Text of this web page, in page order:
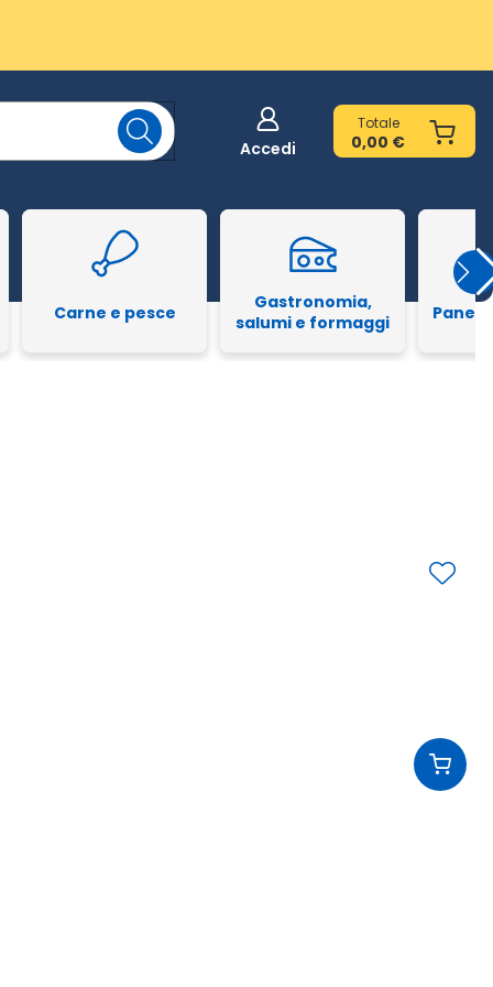
Accedi
Totale
0,00 €
Carne e pesce
Gastronomia,
salumi e formaggi
Pane